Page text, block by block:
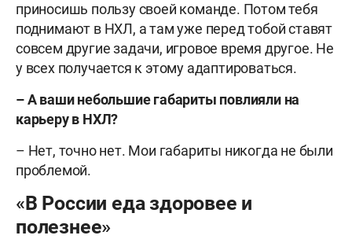
приносишь пользу своей команде. Потом тебя
поднимают в НХЛ, а там уже перед тобой ставят
совсем другие задачи, игровое время другое. Не
у всех получается к этому адаптироваться.
–А ваши небольшие габариты повлияли на
карьеру в НХЛ?
– Нет, точно нет. Мои габариты никогда не были
проблемой.
«В России еда здоровее и
полезнее»